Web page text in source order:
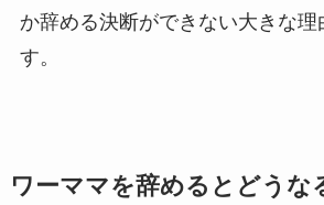
か辞める決断ができない大きな理
す。
ワーママを辞めるとどうな